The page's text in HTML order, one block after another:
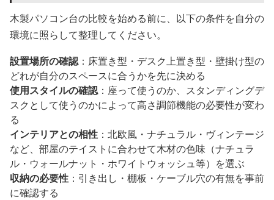
木製パソコン台の比較を始める前に、以下の条件を自分の
環境に照らして整理してください。
設置場所の確認：床置き型・デスク上置き型・壁掛け型の
どれが自分のスペースに合うかを先に決める
使用スタイルの確認：座って使うのか、スタンディングデ
スクとして使うのかによって高さ調節機能の必要性が変わ
る
インテリアとの相性 ：北欧風・ナチュラル・ヴィンテージ
など、部屋のテイストに合わせて木材の色味（ナチュラ
ル・ウォールナット・ホワイトウォッシュ等）を選ぶ
収納の必要性 ：引き出し・棚板・ケーブル穴の有無を事前
に確認する